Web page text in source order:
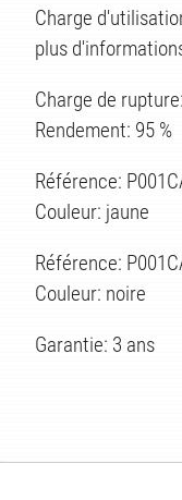
Charge
plus
Charge de
Rendement: 95 %
Référence:
Couleur: jaune
Référence:
Couleur: noire
Garantie: 3 ans